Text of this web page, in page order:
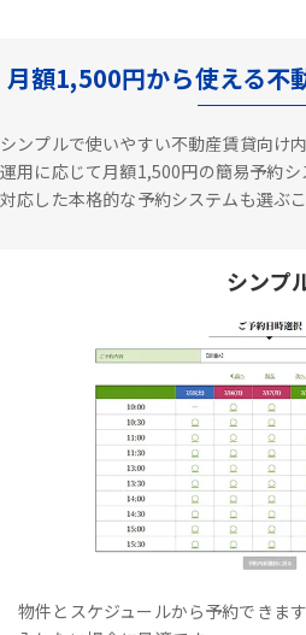
月額1,500円から使える不
シンプルで使いやすい不動産賃貸向け
運用に応じて月額1,500円の簡易予約
対応した本格的な予約システムも選ぶこ
シンプ
物件とスケジュールから予約できま